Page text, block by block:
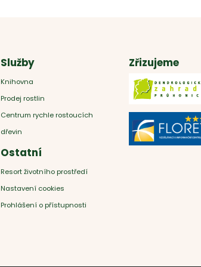
Služby
Knihovna
Prodej rostlin
Centrum rychle rostoucích
dřevin
Ostatní
Resort životního prostředí
Nastavení cookies
Prohlášení o přístupnosti
Zřizujeme